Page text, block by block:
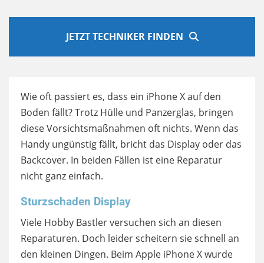
JETZT TECHNIKER FINDEN
Wie oft passiert es, dass ein iPhone X auf den
Boden fällt? Trotz Hülle und Panzerglas, bringen
diese Vorsichtsmaßnahmen oft nichts. Wenn das
Handy ungünstig fällt, bricht das Display oder das
Backcover. In beiden Fällen ist eine Reparatur
nicht ganz einfach.
Sturzschaden Display
Viele Hobby Bastler versuchen sich an diesen
Reparaturen. Doch leider scheitern sie schnell an
den kleinen Dingen. Beim Apple iPhone X wurde